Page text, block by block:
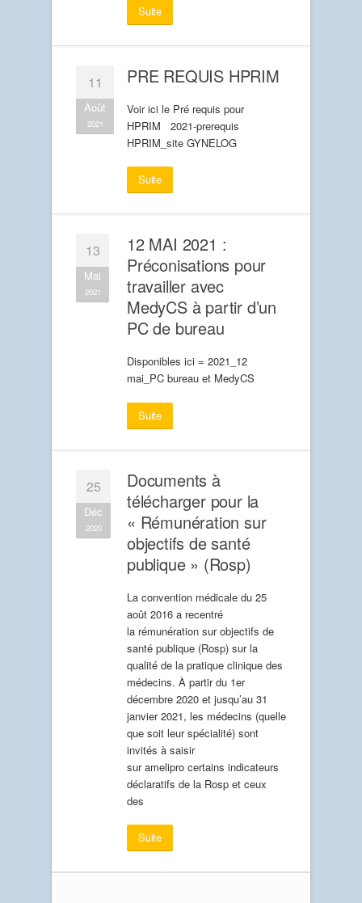
Suite
11
Août
2021
PRE REQUIS HPRIM
Voir ici le Pré requis pour
HPRIM 2021-prerequis
HPRIM_site GYNELOG
Suite
13
Mai
2021
12 MAI 2021 :
Préconisations pour
travailler avec
MedyCS à partir d’un
PC de bureau
Disponibles ici = 2021_12
mai_PC bureau et MedyCS
Suite
25
Déc
2020
Documents à
télécharger pour la
« Rémunération sur
objectifs de santé
publique » (Rosp)
La convention médicale du 25
août 2016 a recentré
la rémunération sur objectifs de
santé publique (Rosp) sur la
qualité de la pratique clinique des
médecins. À partir du 1er
décembre 2020 et jusqu’au 31
janvier 2021, les médecins (quelle
que soit leur spécialité) sont
invités à saisir
sur amelipro certains indicateurs
déclaratifs de la Rosp et ceux
des
Suite